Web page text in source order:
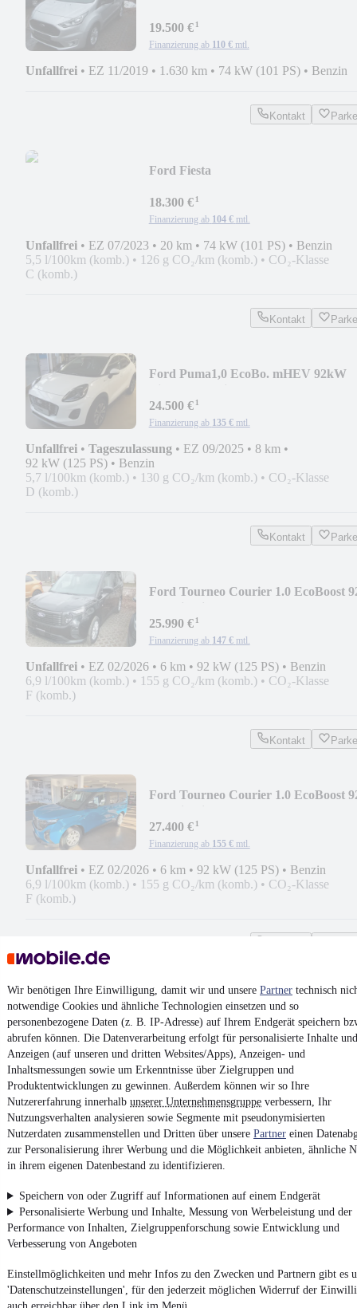
Wir benötigen Ihre Einwilligung, damit wir und unsere Partner technisch
notwendige Cookies und ähnliche Technologien einsetzen und so
personenbezogene Daten (z. B. IP-Adresse) auf Ihrem Endgerät speichern
abrufen können. Die Datenverarbeitung erfolgt für personalisierte Inhalte und
Anzeigen (auf unseren und dritten Websites/Apps), Anzeigen- und
Inhaltsmessungen sowie um Erkenntnisse über Zielgruppen und
Produktentwicklungen zu gewinnen. Außerdem können wir so Ihre
Nutzererfahrung innerhalb unserer Unternehmensgruppe verbessern, Ihr
Nutzungsverhalten analysieren sowie Segmente mit pseudonymisierten
Nutzerdaten zusammenstellen und Dritten über unsere Partner einen
zur Personalisierung ihrer Werbung und die Möglichkeit anbieten, ähnliche
in ihrem eigenen Datenbestand zu identifizieren.
Speichern von oder Zugriff auf Informationen auf einem Endgerät
Personalisierte Werbung und Inhalte, Messung von Werbeleistung und der
Performance von Inhalten, Zielgruppenforschung sowie Entwicklung und
Verbesserung von Angeboten
Einstellmöglichkeiten und mehr Infos zu den Zwecken und Partnern gibt es
'Datenschutzeinstellungen', für den jederzeit möglichen Widerruf der
19.500 €¹
Finanzierung ab 110 € mtl.
Unfallfrei • EZ 11/2019 • 1.630 km • 74 kW (101 PS) • Benzin
Kontakt
Ford Fiesta
18.300 €¹
Finanzierung ab 104 € mtl.
Unfallfrei • EZ 07/2023 • 20 km • 74 kW (101 PS) • Benzin
5,5 l/100km (komb.) • 126 g CO₂/km (komb.) • CO₂-Klasse
C (komb.)
Kontakt
Ford Puma1,0 EcoBo. mHEV 92kW
24.500 €¹
Finanzierung ab 135 € mtl.
Unfallfrei • Tageszulassung • EZ 09/2025 • 8 km •
92 kW (125 PS) • Benzin
5,7 l/100km (komb.) • 130 g CO₂/km (komb.) • CO₂-Klasse
D (komb.)
Kontakt
Ford Tourneo Courier 1.0 EcoBoost
25.990 €¹
Finanzierung ab 147 € mtl.
Unfallfrei • EZ 02/2026 • 6 km • 92 kW (125 PS) • Benzin
6,9 l/100km (komb.) • 155 g CO₂/km (komb.) • CO₂-Klasse
F (komb.)
Kontakt
Ford Tourneo Courier 1.0 EcoBoost
27.400 €¹
Finanzierung ab 155 € mtl.
Unfallfrei • EZ 02/2026 • 6 km • 92 kW (125 PS) • Benzin
6,9 l/100km (komb.) • 155 g CO₂/km (komb.) • CO₂-Klasse
F (komb.)
4.6 Sterne
Nutze mobile.de schnell und einfach
App installieren
Impressum
AGB
Datenschutz
Datenschutzeinstellungen
Report Security Vulnerability (English)